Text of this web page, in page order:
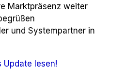
Marktpräsenz weiter
und Systempartner in
Update lesen!